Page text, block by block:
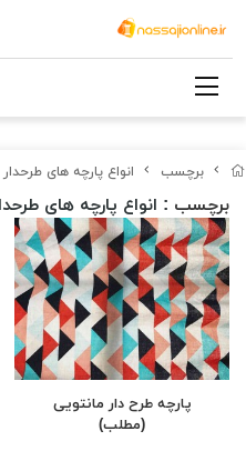
برچسب انواع پارچه های
برچسب : انواع پارچه های
پارچه طرح دار مانتویی
(مطلب)